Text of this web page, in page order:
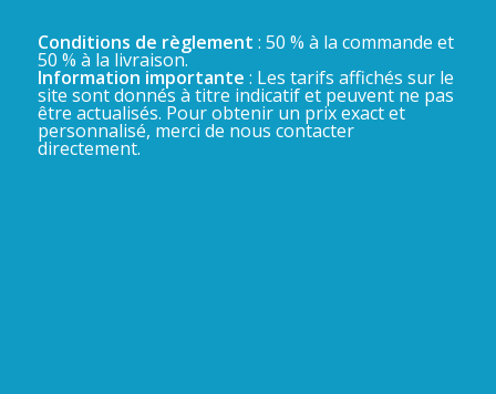
Conditions de règlement : 50 % à la commande et
50 % à la livraison.
Information importante : Les tarifs affichés sur le
site sont donnés à titre indicatif et peuvent ne pas
être actualisés. Pour obtenir un prix exact et
personnalisé, merci de nous contacter
directement.